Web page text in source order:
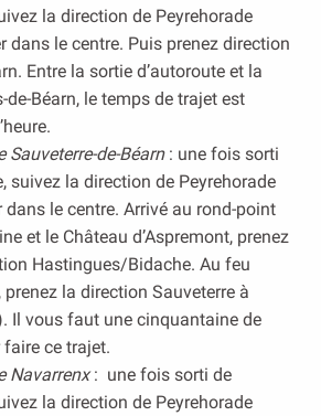
la direction de Peyrehorade
dans le centre. Puis prenez direction
Entre la sortie d’autoroute et la
de-Béarn, le temps de trajet est
Sauveterre-de-Béarn: une fois sorti
suivez la direction de Peyrehorade
dans le centre. Arrivé au rond-point
et le Château d’Aspremont, prenez
Hastingues/Bidache. Au feu
prenez la direction Sauveterre à
Il vous faut une cinquantaine de
ce trajet.
Navarrenx: une fois sorti de
la direction de Peyrehorade